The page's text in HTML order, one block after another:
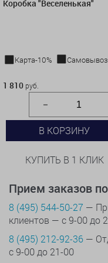
Коробка "Веселенькая"
Карта-10%
1 810 руб.
В КОРЗИНУ
КУПИТЬ В 1 КЛИК
Прием заказов
8 (495) 544-50-27 —
клиентов — с 9-00 до
8 (495) 212-92-36 —
с 9-00 до 21-00